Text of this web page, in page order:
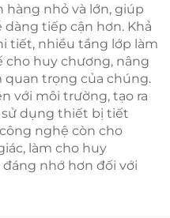
nhỏ và lớn, giúp
tiếp cận hơn. Khả
tiết, nhiều tầng lớp làm
cho huy chương, nâng
quan trọng của chúng.
với môi trường, tạo ra
dụng thiết bị tiết
nghệ còn cho
làm cho huy
nhớ hơn đối với